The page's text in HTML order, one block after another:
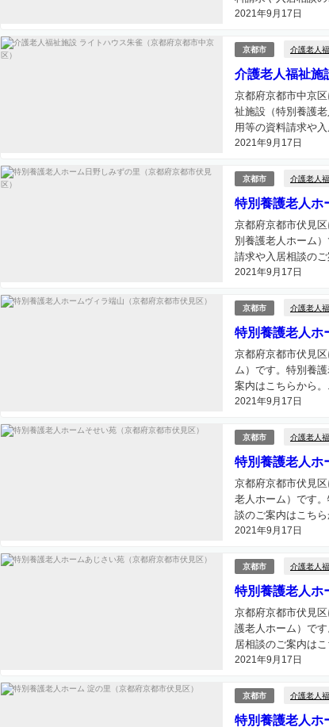
2021年9月17日
京都市 介護老人
介護老人福祉施
2021年9月17日
京都府京都市中京
祉施設（特別養護
用等の資料請求や
京都市 介護老人
特別養護老人ホ
2021年9月17日
京都府京都市伏見
別養護老人ホーム
請求や入居相談のご
京都市 介護老人
特別養護老人ホ
2021年9月17日
京都府京都市伏見
ム）です。特別養
案内はこちらから。
京都市 介護老人
特別養護老人ホ
2021年9月17日
京都府京都市伏見
老人ホーム）です
談のご案内はこちら
京都市 介護老人
特別養護老人ホ
2021年9月17日
京都府京都市伏見
護老人ホーム）で
居相談のご案内はこ
京都市 介護老人
特別養護老人ホ